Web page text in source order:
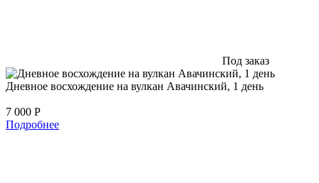
Под заказ
Дневное восхождение на вулкан Авачинский, 1 день
7 000 Р
Подробнее